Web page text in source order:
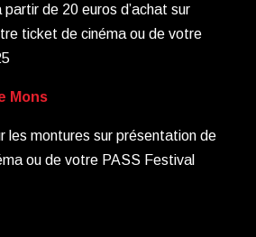
de 20 euros d’achat sur
ticket de cinéma ou de votre
Mons
les montures sur présentation de
ou de votre PASS Festival